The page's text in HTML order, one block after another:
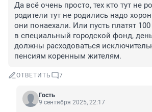
Да всё очень просто, тех кто тут не
родители тут не родились надо
они понаехали. Или пусть платят
в специальный городской фонд,
должны расходоваться
пенсиям коренным жителям.
ОТВЕТИТЬ 7
Гость
9 сентября 2025, 22:17